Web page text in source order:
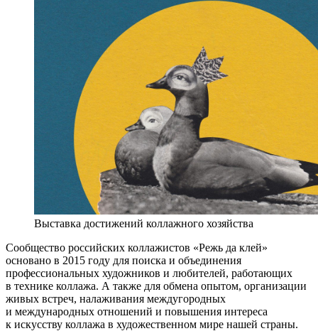
Выставка достижений коллажного хозяйства
Сообщество российских коллажистов «Режь да клей»
основано в 2015 году для поиска и объединения
профессиональных художников и любителей, работающих
в технике коллажа. А также для обмена опытом, организации
живых встреч, налаживания междугородных
и международных отношений и повышения интереса
к искусству коллажа в художественном мире нашей страны.